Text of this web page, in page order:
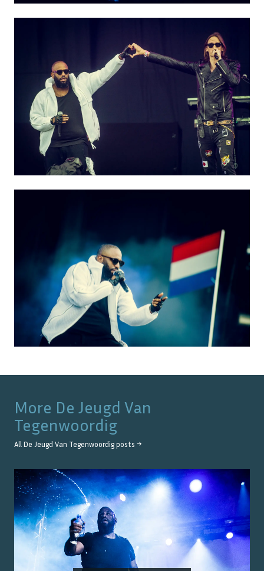
More De Jeugd Van
Tegenwoordig
All De Jeugd Van Tegenwoordig posts →